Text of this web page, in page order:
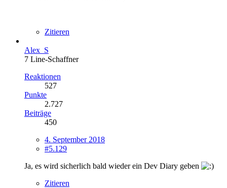
Zitieren
Alex_S
7 Line-Schaffner
Reaktionen
527
Punkte
2.727
Beiträge
450
4. September 2018
#5.129
Ja, es wird sicherlich bald wieder ein Dev Diary geben
Zitieren